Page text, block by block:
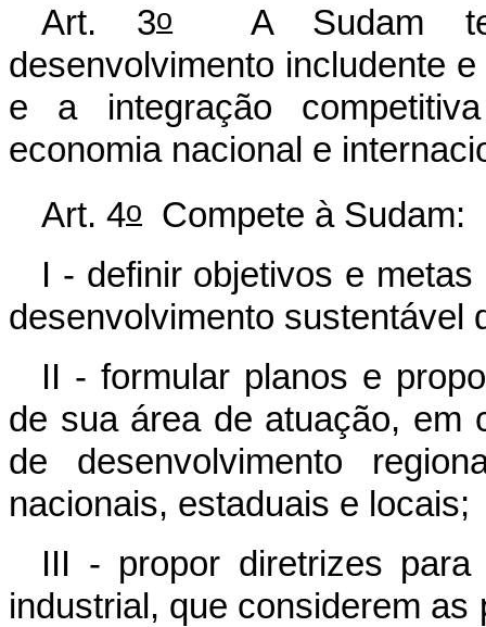
Art. 3oA Sudam
desenvolvimento includente
e a integração
economia nacional e
Art. 4o
Compete à Sudam:
I - definir objetivos e
desenvolvimento sustentável
II - formular planos e
de sua área de atuação, em
de desenvolvimento
nacionais, estaduais e locais;
III - propor diretrizes
industrial, que considerem